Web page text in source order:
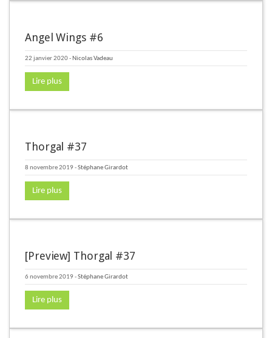
Angel Wings #6
22 janvier 2020- Nicolas Vadeau
Lire plus
Thorgal #37
8 novembre 2019-Stéphane Girardot
Lire plus
[Preview] Thorgal #37
6 novembre 2019-Stéphane Girardot
Lire plus